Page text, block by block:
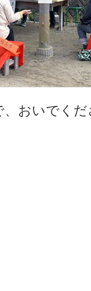
おいでく